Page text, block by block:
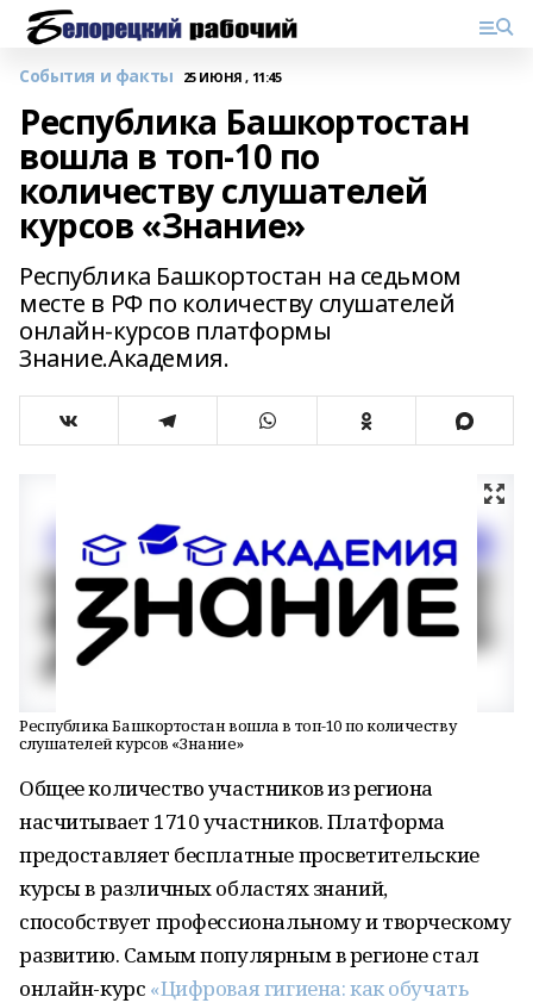
События и факты 25 ИЮНЯ , 11:45
Республика Башкортостан
вошла в топ-10 по
количеству слушателей
курсов «Знание»
Республика Башкортостан на седьмом
месте в РФ по количеству слушателей
онлайн-курсов платформы
Знание.Академия.
Республика Башкортостан вошла в топ-10 по количеству
слушателей курсов «Знание»
Общее количество участников из региона
насчитывает 1710 участников. Платформа
предоставляет бесплатные просветительские
курсы в различных областях знаний,
способствует профессиональному и творческому
развитию. Самым популярным в регионе стал
онлайн-курс «Цифровая гигиена: как обучать